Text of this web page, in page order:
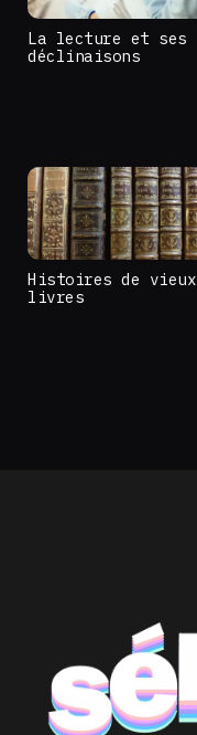
La lecture et ses
déclinaisons
Histoires de vieux
livres